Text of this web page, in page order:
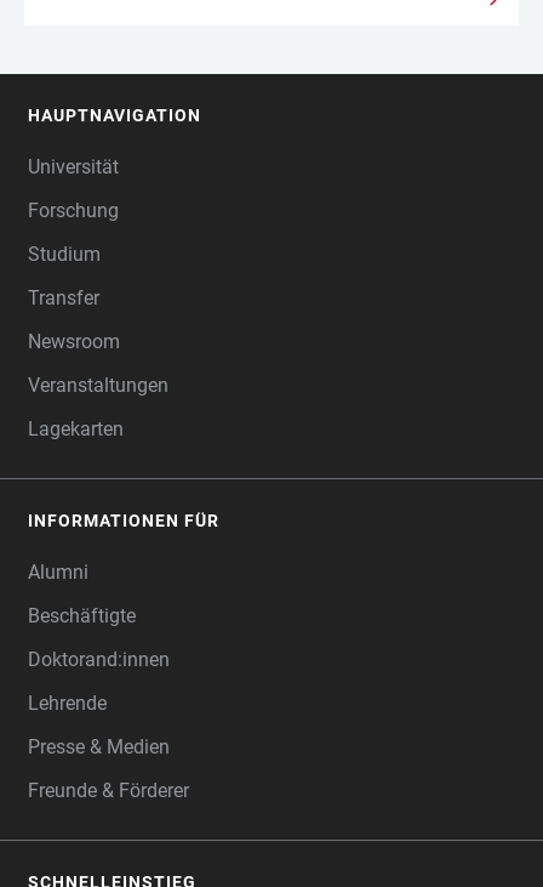
HAUPTNAVIGATION
Universität
Forschung
Studium
Transfer
Newsroom
Veranstaltungen
Lagekarten
INFORMATIONEN FÜR
Alumni
Beschäftigte
Doktorand:innen
Lehrende
Presse & Medien
Freunde & Förderer
SCHNELLEINSTIEG